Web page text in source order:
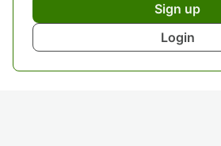
Sign up
Login